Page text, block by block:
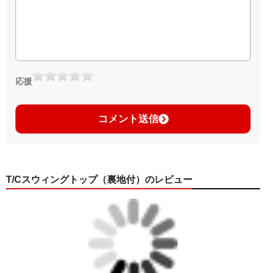
応援
コメント送信
T/Cスウィングトップ（裏地付）のレビュー